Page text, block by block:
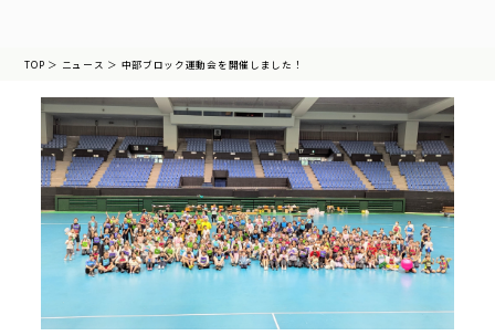
TOP ＞ ニュース ＞ 中部ブロック運動会を開催しました！